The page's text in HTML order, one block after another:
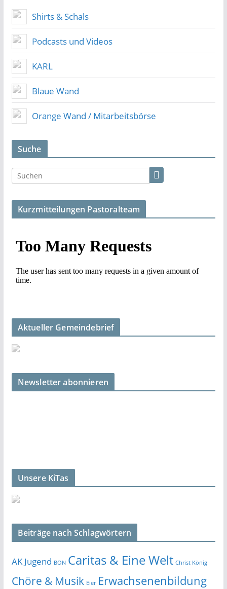
Shirts & Schals
Podcasts und Videos
KARL
Blaue Wand
Orange Wand / Mitarbeitsbörse
Suche
Kurzmitteilungen Pastoralteam
Aktueller Gemeindebrief
Newsletter abonnieren
Unsere KiTas
Beiträge nach Schlagwörtern
AK Jugend BON Caritas & Eine Welt Christ König
Chöre & Musik Eier Erwachsenenbildung